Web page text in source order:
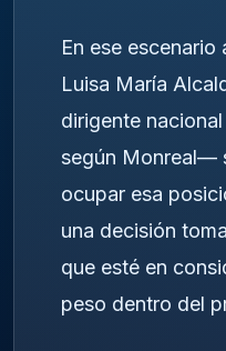
En ese
Luisa María
dirigente
según Monreal—
ocupar esa
una decisión
que esté en
peso dentro del